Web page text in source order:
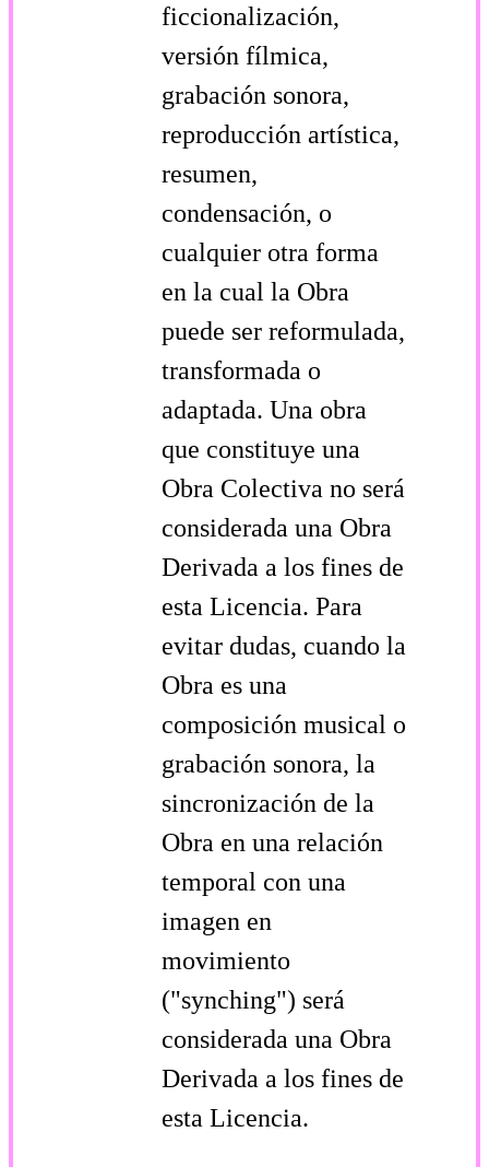
ficcionalización,
versión fílmica,
grabación sonora,
reproducción artística,
resumen,
condensación, o
cualquier otra forma
en la cual la Obra
puede ser reformulada,
transformada o
adaptada. Una obra
que constituye una
Obra Colectiva no será
considerada una Obra
Derivada a los fines de
esta Licencia. Para
evitar dudas, cuando la
Obra es una
composición musical o
grabación sonora, la
sincronización de la
Obra en una relación
temporal con una
imagen en
movimiento
("synching") será
considerada una Obra
Derivada a los fines de
esta Licencia.